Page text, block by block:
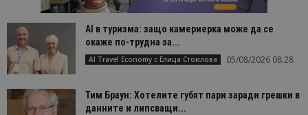
AI в туризма: защо камериерка може да се
окаже по-трудна за...
AI Travel Economy с Елица Стоилова 05/08/2026 08:28
Тим Браун: Хотелите губят пари заради грешки в
данните и липсващи...